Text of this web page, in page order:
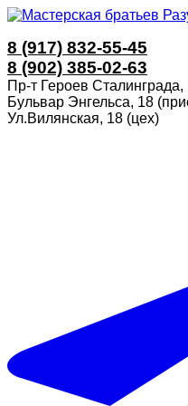
8 (917) 832-55-45
8 (902) 385-02-63
Пр-т Героев
Бульвар Энгельса, 18
Ул.Вилянская, 18 (цех)